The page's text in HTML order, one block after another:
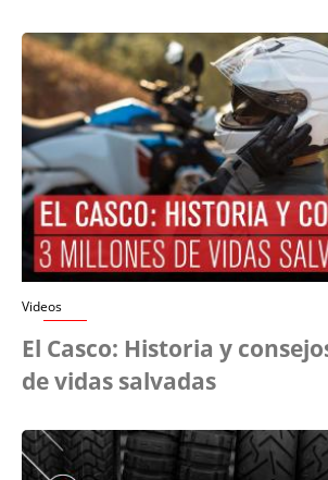
Videos
El Casco: Historia y
de vidas salvadas